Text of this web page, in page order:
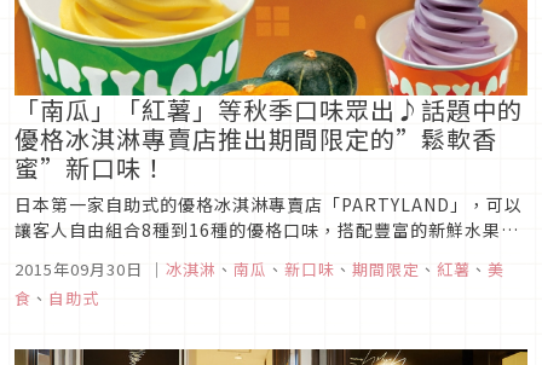
「南瓜」「紅薯」等秋季口味眾出♪話題中的
優格冰淇淋專賣店推出期間限定的”鬆軟香
蜜”新口味！
日本第一家自助式的優格冰淇淋專賣店「PARTYLAND」，可以
讓客人自由組合8種到16種的優格口味，搭配豐富的新鮮水果，
是讓甜點迷們無法自拔的名店。將喜歡的冰淇淋口味填滿杯中，
然後隨自己的喜好自由添加配料。讓人享受製作過程的
「PARTYLAND」，目前新推出了配合萬聖節主題的「南瓜口
2015年09月30日 ｜ 冰淇淋 、 南瓜 、 新口味 、 期間限定 、 紅薯 、 美
食 、 自助式